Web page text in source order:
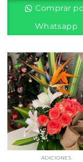
Comprar
Whatsapp
ADICIONES